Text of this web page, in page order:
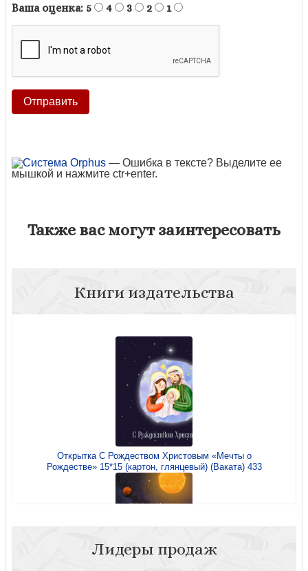
Ваша оценка: 5 4 3 2 1
— Ошибка в тексте? Выделите ее
мышкой и нажмите ctr+enter.
Также вас могут заинтересовать
Книги издательства
Открытка С Рождеством Христовым «Мечты о
Рождестве» 15*15 (картон, глянцевый) (Ваката) 433
Лидеры продаж